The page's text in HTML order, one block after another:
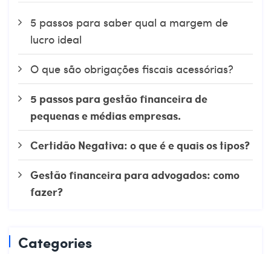
5 passos para saber qual a margem de
lucro ideal
O que são obrigações fiscais acessórias?
5 passos para gestão financeira de
pequenas e médias empresas.
Certidão Negativa: o que é e quais os tipos?
Gestão financeira para advogados: como
fazer?
Categories